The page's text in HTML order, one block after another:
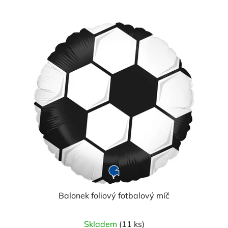
Balonek foliový fotbalový míč
Skladem (11 ks)